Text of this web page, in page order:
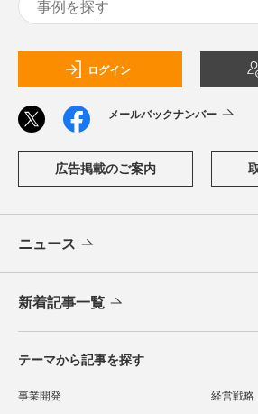
ログイン
メールバックナンバー
広告掲載のご案内
ニュース
新着記事一覧
テーマから記事を探す
事業開発 経営戦略